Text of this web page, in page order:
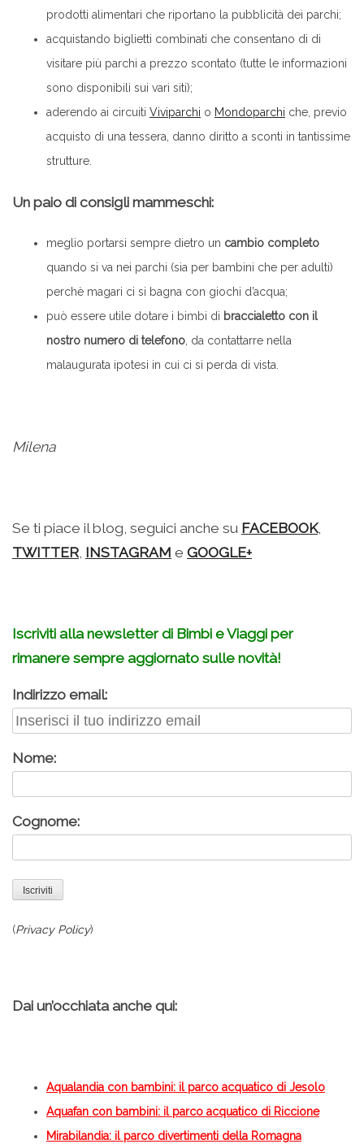
prodotti alimentari che riportano la pubblicità dei parchi;
acquistando biglietti combinati che consentano di di
visitare più parchi a prezzo scontato (tutte le informazioni
sono disponibili sui vari siti);
aderendo ai circuiti Viviparchi o Mondoparchi che, previo
acquisto di una tessera, danno diritto a sconti in tantissime
strutture.
Un paio di consigli mammeschi:
meglio portarsi sempre dietro un cambio completo
quando si va nei parchi (sia per bambini che per adulti)
perchè magari ci si bagna con giochi d’acqua;
può essere utile dotare i bimbi di braccialetto con il
nostro numero di telefono , da contattarre nella
malaugurata ipotesi in cui ci si perda di vista.
Milena
Se ti piace il blog, seguici anche su FACEBOOK,
TWITTER, INSTAGRAM e GOOGLE+
Iscriviti alla newsletter di Bimbi e Viaggi per
rimanere sempre aggiornato sulle novità!
Indirizzo email:
Nome:
Cognome:
(Privacy Policy)
Dai un’occhiata anche qui:
Aqualandia con bambini: il parco acquatico di Jesolo
Aquafan con bambini: il parco acquatico di Riccione
Mirabilandia: il parco divertimenti della Romagna